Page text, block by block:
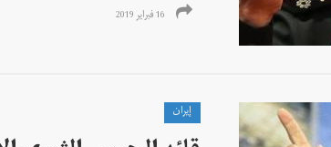
16 فبراير 2019
إيران